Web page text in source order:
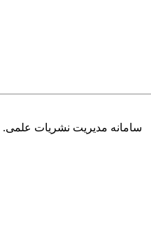
سامانه مدیریت نشریات علمی.